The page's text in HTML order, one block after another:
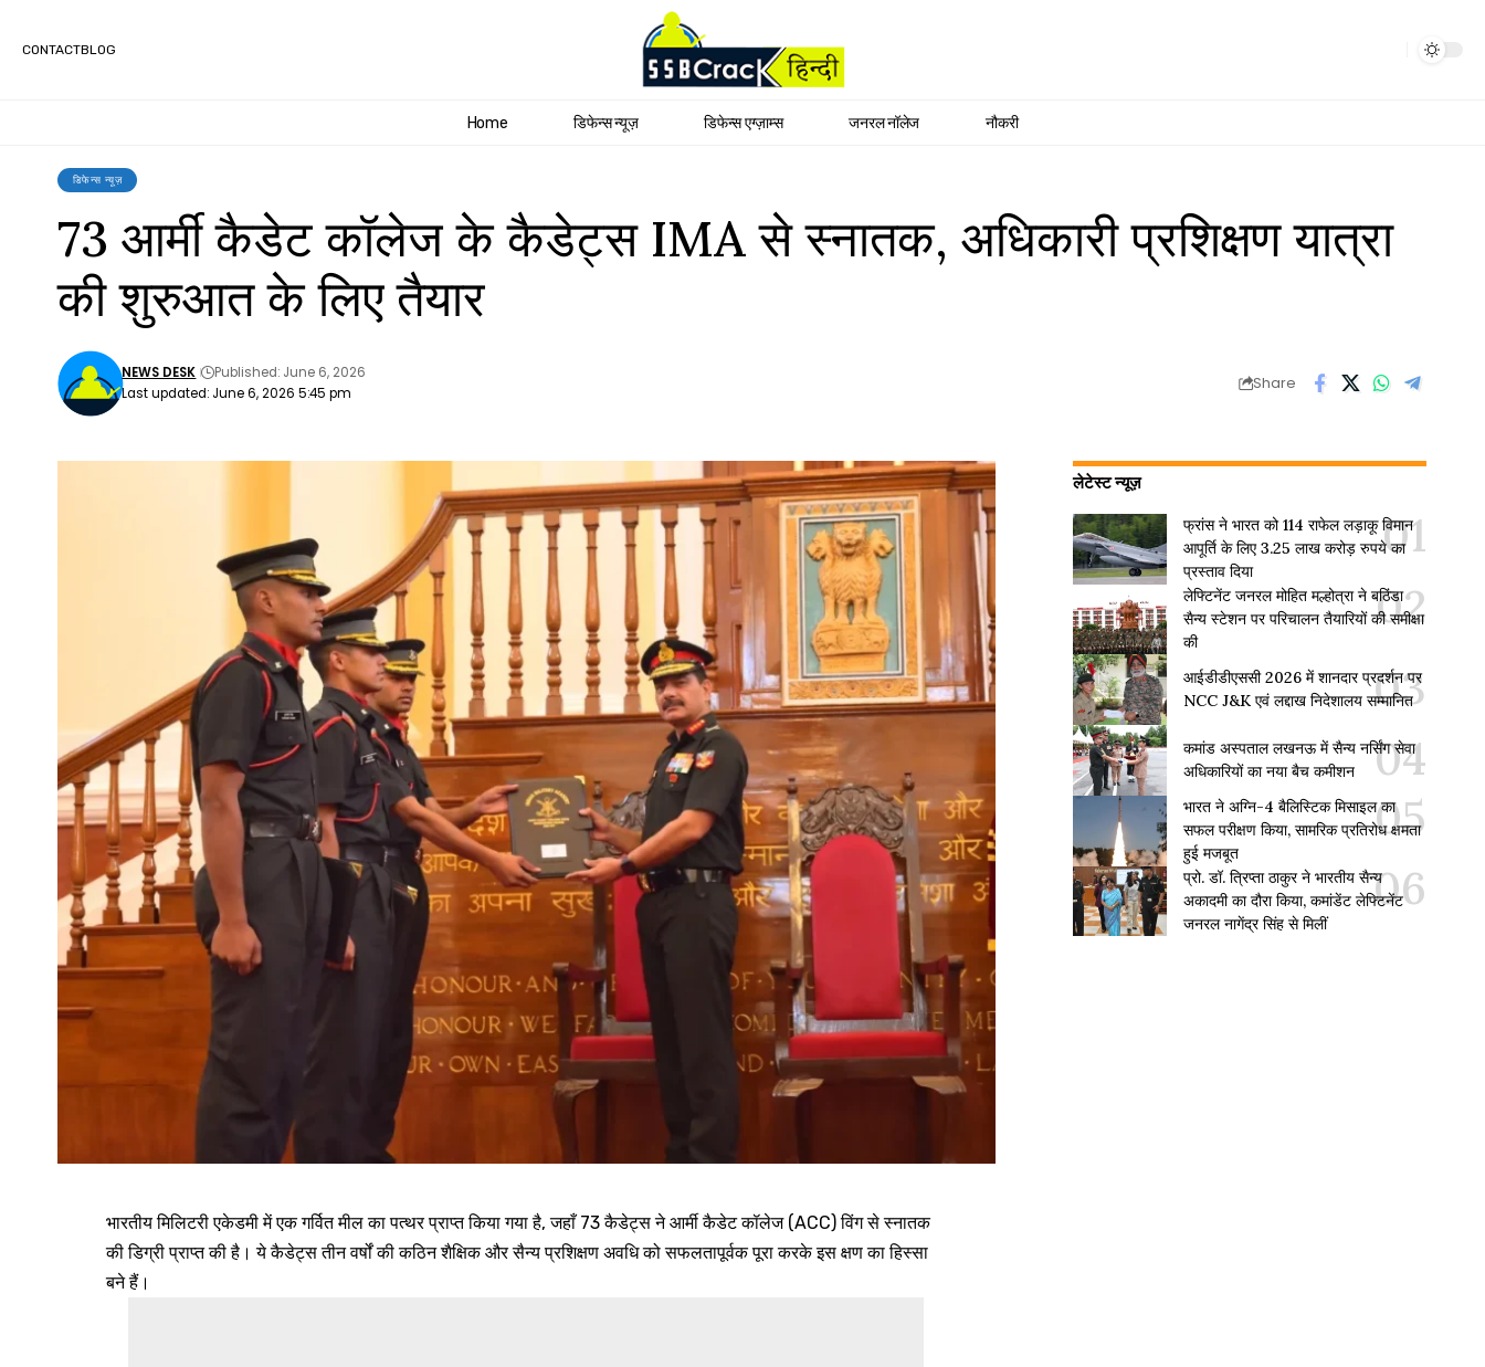
CONTACTBLOG
Home डिफेन्स न्यूज़ डिफेन्स एग्ज़ाम्स जनरल नॉलेज नौकरी
डिफेन्स न्यूज़
73 आर्मी कैडेट कॉलेज के कैडेट्स IMA से स्नातक, अधिकारी प्रशिक्षण यात्रा
की शुरुआत के लिए तैयार
Last updated: June 6, 2026 5:45 pm
NEWS DESK Published: June 6, 2026
Share
भारतीय मिलिटरी एकेडमी में एक गर्वित मील का पत्थर प्राप्त किया गया है, जहाँ 73 कैडेट्स ने आर्मी कैडेट कॉलेज (ACC) विंग से स्नातक
की डिग्री प्राप्त की है। ये कैडेट्स तीन वर्षों की कठिन शैक्षिक और सैन्य प्रशिक्षण अवधि को सफलतापूर्वक पूरा करके इस क्षण का हिस्सा
बने हैं।
लेटेस्ट न्यूज़
फ्रांस ने भारत को 114 राफेल लड़ाकू विमान
आपूर्ति के लिए 3.25 लाख करोड़ रुपये का
प्रस्ताव दिया
लेफ्टिनेंट जनरल मोहित मल्होत्रा ने बठिंडा
सैन्य स्टेशन पर परिचालन तैयारियों की समीक्षा
की
आईडीडीएससी 2026 में शानदार प्रदर्शन पर
NCC J&K एवं लद्दाख निदेशालय सम्मानित
कमांड अस्पताल लखनऊ में सैन्य नर्सिंग सेवा
अधिकारियों का नया बैच कमीशन
भारत ने अग्नि-4 बैलिस्टिक मिसाइल का
सफल परीक्षण किया, सामरिक प्रतिरोध क्षमता
हुई मजबूत
प्रो. डॉ. त्रिप्ता ठाकुर ने भारतीय सैन्य
अकादमी का दौरा किया, कमांडेंट लेफ्टिनेंट
जनरल नागेंद्र सिंह से मिलीं